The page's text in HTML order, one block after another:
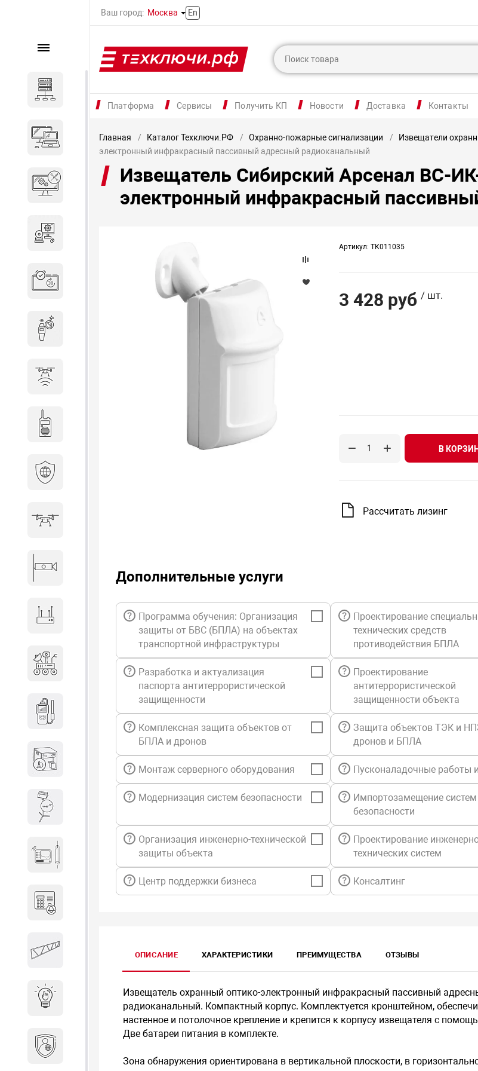
Ваш город: Москва En
Платформа Сервисы Получить КП Новости Доставка Контакты
Каталог
Компьютеры и ноутбуки
Комплектующие для
вычислительного
оборудования
Сетевое оборудование
Антитеррористическое
оборудование
Дозиметрическое
оборудование
Атомно-эмиссионные
спектрометры
Гидроакустическое
металлоконструкции
Интерактивные решения
Информационная
Главная Каталог Техключи.РФ Охранно-пожарные сигнализации Извещатели
электронный инфракрасный пассивный адресный радиоканальный
Извещатель Сибирский Арсенал ВС-
электронный инфракрасный
Артикул: ТК011035
3 428 руб / шт.
В
Рассчитать лизинг
Дополнительные услуги
Программа обучения: Организация
защиты от БВС (БПЛА) на объектах
транспортной инфраструктуры
Проектирование
технических средств
противодействия БПЛА
Разработка и актуализация
паспорта антитеррористической
защищенности
Проектирование
антитеррористической
защищенности объекта
Комплексная защита объектов от
БПЛА и дронов
Защита объектов ТЭК и
дронов и БПЛА
Монтаж серверного оборудования Пусконаладочные работы
Модернизация систем безопасности
Импортозамещение систем
безопасности
Организация инженерно-технической
защиты объекта
Проектирование
технических систем
Центр поддержки бизнеса Консалтинг
ОПИСАНИЕ ХАРАКТЕРИСТИКИ ПРЕИМУЩЕСТВА ОТЗЫВЫ
Извещатель охранный оптико-электронный инфракрасный пассивный
радиоканальный. Компактный корпус. Комплектуется кронштейном,
настенное и потолочное крепление и крепится к корпусу извещателя с
Две батареи питания в комплекте.
Зона обнаружения ориентирована в вертикальной плоскости, в